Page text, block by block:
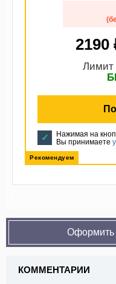
2190
Лимит
Нажимая на
Вы принимаете
Рекомендуем
Оформить
КОММЕНТАРИИ